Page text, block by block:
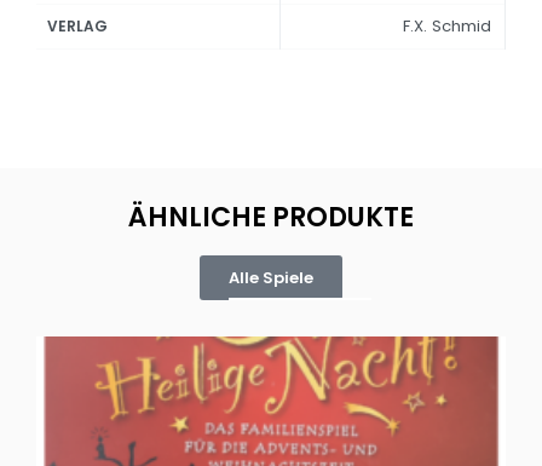
VERLAG F.X. Schmid
ÄHNLICHE PRODUKTE
Alle Spiele